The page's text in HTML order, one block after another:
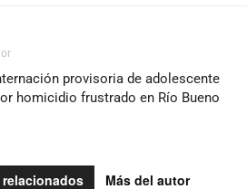
provisoria de adolescente
homicidio frustrado en Río Bueno
Más del autor